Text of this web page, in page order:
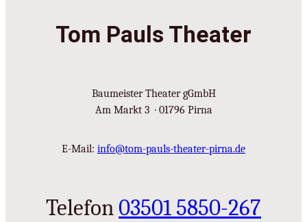
Tom Pauls Theater
Baumeister Theater gGmbH
Am Markt 3 · 01796 Pirna
E-Mail: info@tom-pauls-theater-pirna.de
Telefon03501 5850-267